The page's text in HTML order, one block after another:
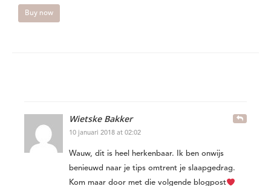
Buy now
Wietske Bakker
10 januari 2018 at 02:02
Wauw, dit is heel herkenbaar. Ik ben onwijs
benieuwd naar je tips omtrent je slaapgedrag.
Kom maar door met die volgende blogpost